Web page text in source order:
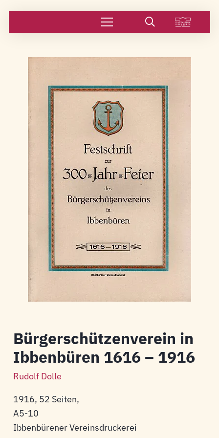
Bürgerschützenverein in
Ibbenbüren 1616 – 1916
Rudolf Dolle
1916, 52 Seiten,
A5-10
Ibbenbürener Vereinsdruckerei